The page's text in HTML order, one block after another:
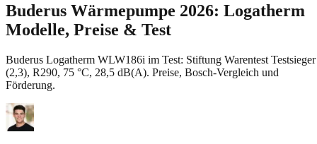
Buderus Wärmepumpe 2026: Logatherm
Modelle, Preise & Test
Buderus Logatherm WLW186i im Test: Stiftung Warentest Testsieger
(2,3), R290, 75 °C, 28,5 dB(A). Preise, Bosch-Vergleich und
Förderung.